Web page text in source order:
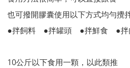
也可撥開膠囊使用以下方式均勻攪
●拌飼料 ●拌罐頭 ●拌鮮食 ●拌
10公斤以下食用一顆，以此類推